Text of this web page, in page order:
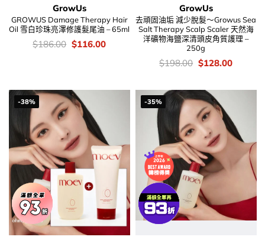
GrowUs
GROWUS Damage Therapy Hair
Oil 雪白珍珠亮澤修護髮尾油 – 65ml
價
錢：
$186.00 Original
price
$116.00Current
GrowUs
去頑固油垢 減少脫髮～Growus Sea
Salt Therapy Scalp Scaler 天然海
洋礦物海鹽深清頭皮角質護理 –
250g
價
錢：
$198.00 Original
price
$198.00.
$128.00Current
-38% -35%